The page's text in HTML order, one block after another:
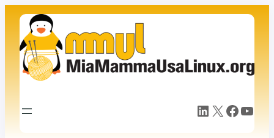
contenuto
LinkedIn X Facebook YouTube